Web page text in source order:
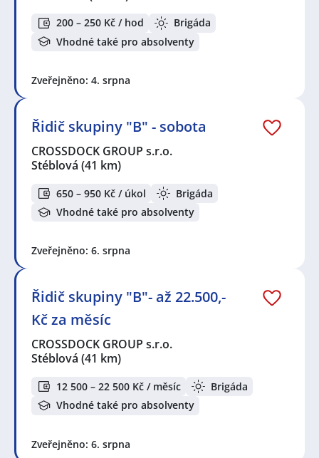
200 – 250 Kč / hod
Brigáda
Vhodné také pro absolventy
Zveřejněno: 4. srpna
Řidič skupiny "B" - sobota
CROSSDOCK GROUP s.r.o.
Stéblová (41 km)
650 – 950 Kč / úkol
Brigáda
Vhodné také pro absolventy
Zveřejněno: 6. srpna
Řidič skupiny "B"- až 22.500,-
Kč za měsíc
CROSSDOCK GROUP s.r.o.
Stéblová (41 km)
12 500 – 22 500 Kč / měsíc
Brigáda
Vhodné také pro absolventy
Zveřejněno: 6. srpna